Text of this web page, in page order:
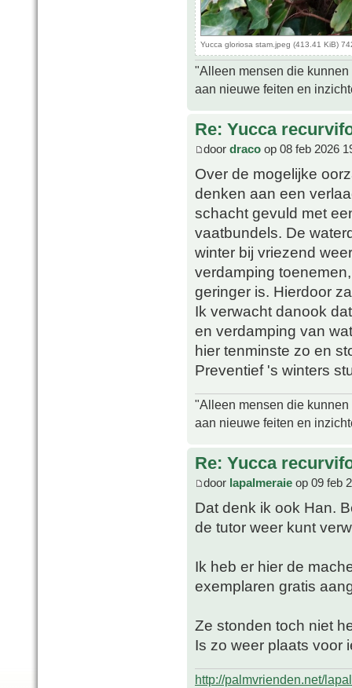
Yucca gloriosa stam.jpeg (413.41 KiB)
"Alleen mensen die
aan nieuwe feiten en
Re: Yucca
door draco op 08 feb 2026
Over de mogelijke
denken aan een
schacht gevuld met
vaatbundels. De
winter bij vriezend
verdamping
geringer is. Hierdoor
Ik verwacht danook
en verdamping van
hier tenminste zo en
Preventief 's winters
"Alleen mensen die
aan nieuwe feiten en
Re: Yucca
door lapalmeraie op 09 feb
Dat denk ik ook Han.
de tutor weer kunt
Ik heb er hier de
exemplaren gratis
Ze stonden toch niet
Is zo weer plaats voor
http://palmvrienden.net/